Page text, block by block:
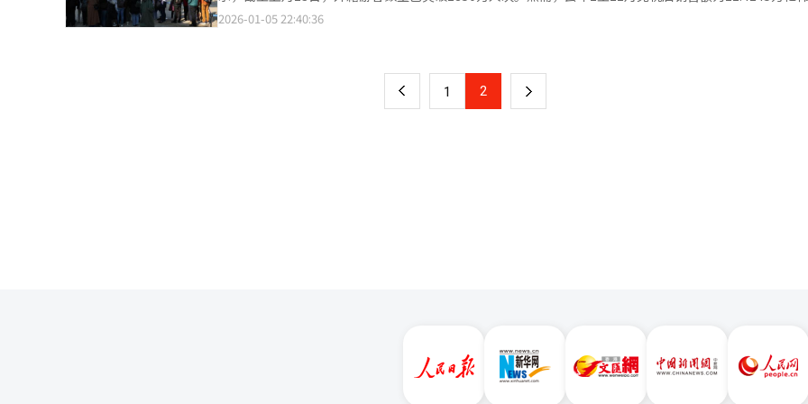
疲软，是免税店销售下滑的主要原因。随着以往支撑行业的批量采购需求逐渐消退，消费正加速向欧利芙洋
全球航空枢纽，仁川国际机场中转旅客比例较高，高消费旅客持续流入，出境前消费集中度依然明显。
Financial（4.35分）与Naver Cloud（4.3分）分列第二和第三位。GS Power（4.3分）、Dunamu（4.25
KB金融、东国CM、首尔城市燃气、坡州能源服务、韩国证券金融（均为4.1分）等企业也进入前十。在员
次为控股公司（3.64分）、能源行业（3.54分）和银行业（3.49分）。报告分析指出，公共机构在组织文化
上均表现均衡且位居前列，体现出较强的制度稳定性与整体协调性。相较之下，流通业（2.89分）、生活用
人民币550亿元），同比下降12%。从增长趋势看，预计去年全年销售额大幅低于2024年水平（14.2249万
Research数据，免税店人均销售额已从2019年的127万韩元降到去年1至9月的88万韩元。 汇率波动成最大制约因
素。首尔外汇市场去年美元兑韩元汇率一度飙升至1487.6韩元，直逼1500韩元大关。最终收于1440韩元区
使用美元购物的消费者而言，免税店失去价格优势。随着外籍游客活动范围扩大，购物模式呈两大趋势：一
2026-01-05 22:40:36
上 1 2 下